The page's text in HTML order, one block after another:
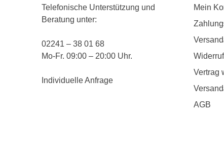
Telefonische Unterstützung und
Beratung unter:
02241 – 38 01 68
Mo-Fr. 09:00 – 20:00 Uhr.
Individuelle Anfrage
Mein
Vertrag
AGB